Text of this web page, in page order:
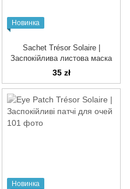
Новинка
Sachet Trésor Solaire |
Заспокійлива листова маска
35 zł
Новинка